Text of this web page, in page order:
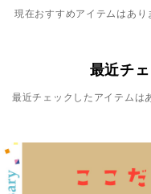
現在おすすめアイテムはあり
最近チ
最近チェックしたアイテムは